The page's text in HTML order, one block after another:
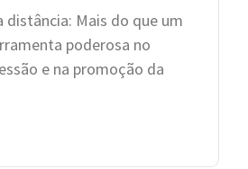
distância: Mais do que um
poderosa no
e na promoção da